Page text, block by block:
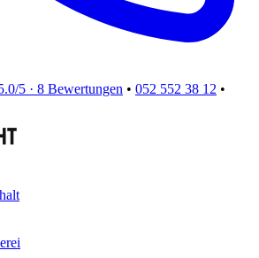
5 · 8 Bewertungen • 052 552 38 12 •